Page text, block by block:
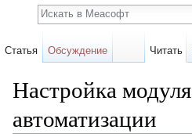
Настройка модуля
автоматизации
Статья Обсуждение Читать
Поиск